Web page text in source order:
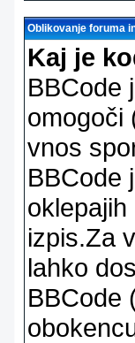
Oblikovanje foruma
Kaj je
BBCode
omogoči
vnos
BBCode
izpis.Za
lahko
BBCode